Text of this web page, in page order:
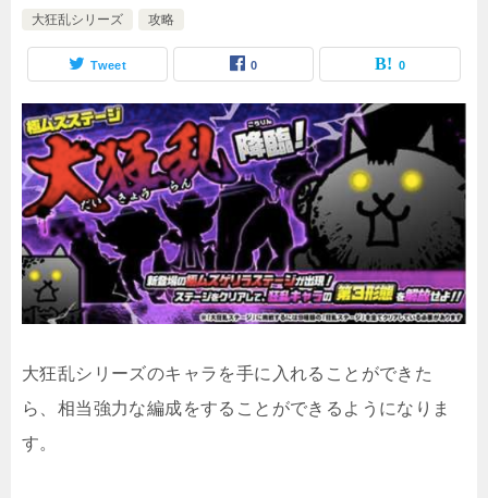
大狂乱シリーズ
攻略
Tweet 0 0
大狂乱シリーズのキャラを手に入れることができた
ら、相当強力な編成をすることができるようになりま
す。